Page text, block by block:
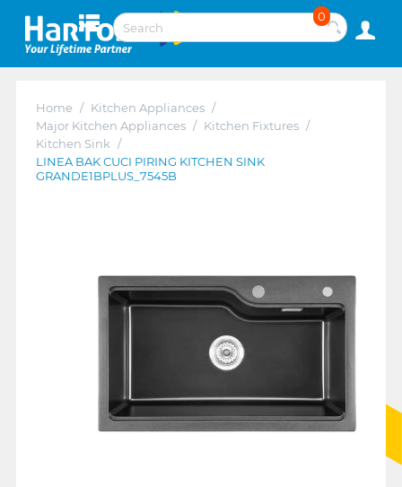
0
Home / Kitchen Appliances /
Major Kitchen Appliances / Kitchen Fixtures /
Kitchen Sink /
LINEA BAK CUCI PIRING KITCHEN SINK
GRANDE1BPLUS_7545B